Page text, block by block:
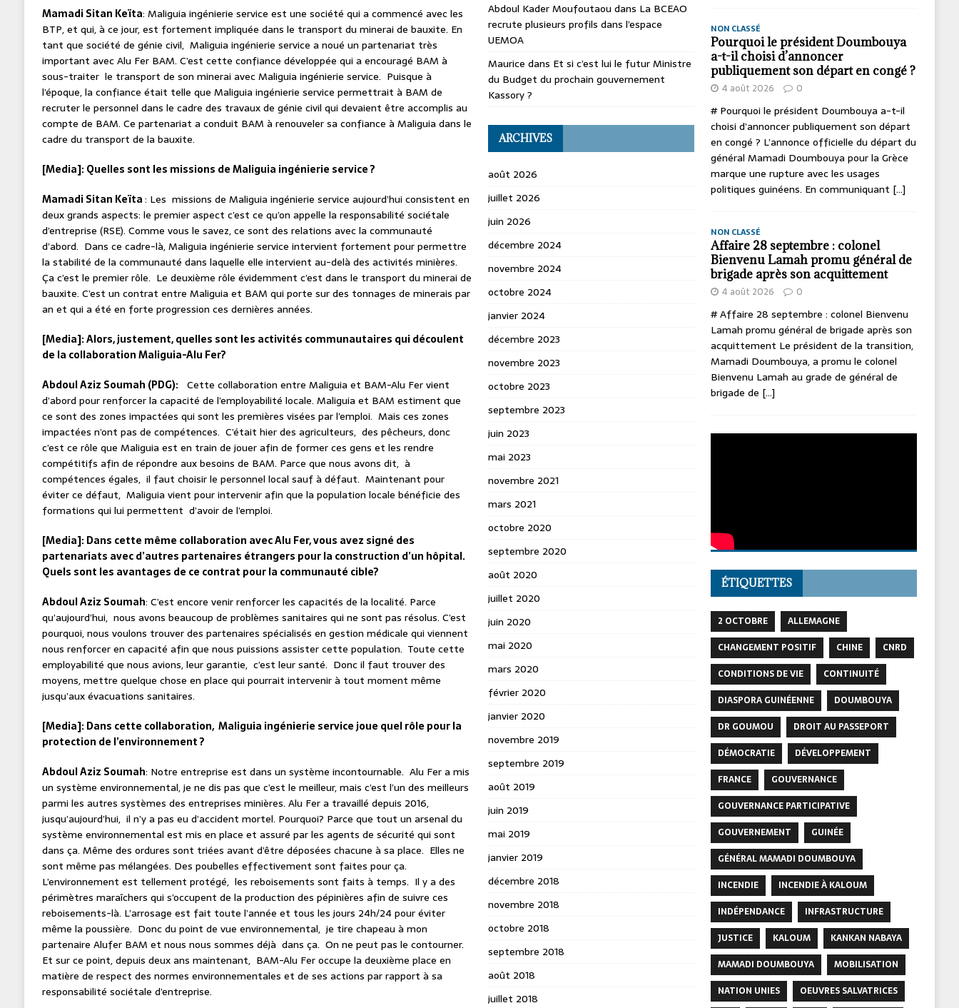
Mamadi Sitan Keïta: Maliguia ingénierie service est une société qui a commencé avec les
BTP, et qui, à ce jour, est fortement impliquée dans le transport du minerai de bauxite. En
tant que société de génie civil, Maliguia ingénierie service a noué un partenariat très
important avec Alu Fer BAM. C’est cette confiance développée qui a encouragé BAM à
sous-traiter le transport de son minerai avec Maliguia ingénierie service. Puisque à
l’époque, la confiance était telle que Maliguia ingénierie service permettrait à BAM de
recruter le personnel dans le cadre des travaux de génie civil qui devaient être accomplis au
compte de BAM. Ce partenariat a conduit BAM à renouveler sa confiance à Maliguia dans le
cadre du transport de la bauxite.
[Media]: Quelles sont les missions de Maliguia ingénierie service ?
Mamadi Sitan Keïta: Les missions de Maliguia ingénierie service aujourd’hui consistent en
deux grands aspects: le premier aspect c’est ce qu’on appelle la responsabilité sociétale
d’entreprise (RSE). Comme vous le savez, ce sont des relations avec la communauté
d’abord. Dans ce cadre-là, Maliguia ingénierie service intervient fortement pour permettre
la stabilité de la communauté dans laquelle elle intervient au-delà des activités minières.
Ça c’est le premier rôle. Le deuxième rôle évidemment c’est dans le transport du minerai de
bauxite. C’est un contrat entre Maliguia et BAM qui porte sur des tonnages de minerais par
an et qui a été en forte progression ces dernières années.
[Media]: Alors, justement, quelles sont les activités communautaires qui découlent
de la collaboration Maliguia-Alu Fer?
Abdoul Aziz Soumah (PDG):Cette collaboration entre Maliguia et BAM-Alu Fer vient
d’abord pour renforcer la capacité de l’employabilité locale. Maliguia et BAM estiment que
ce sont des zones impactées qui sont les premières visées par l’emploi. Mais ces zones
impactées n’ont pas de compétences. C’était hier des agriculteurs, des pêcheurs, donc
c’est ce rôle que Maliguia est en train de jouer afin de former ces gens et les rendre
compétitifs afin de répondre aux besoins de BAM. Parce que nous avons dit, à
compétences égales, il faut choisir le personnel local sauf à défaut. Maintenant pour
éviter ce défaut, Maliguia vient pour intervenir afin que la population locale bénéficie des
formations qui lui permettent d’avoir de l’emploi.
[Media]: Dans cette même collaboration avec Alu Fer, vous avez signé des
partenariats avec d’autres partenaires étrangers pour la construction d’un hôpital.
Quels sont les avantages de ce contrat pour la communauté cible?
Abdoul Aziz Soumah: C’est encore venir renforcer les capacités de la localité. Parce
qu’aujourd’hui, nous avons beaucoup de problèmes sanitaires qui ne sont pas résolus. C’est
pourquoi, nous voulons trouver des partenaires spécialisés en gestion médicale qui viennent
nous renforcer en capacité afin que nous puissions assister cette population. Toute cette
employabilité que nous avions, leur garantie, c’est leur santé. Donc il faut trouver des
moyens, mettre quelque chose en place qui pourrait intervenir à tout moment même
jusqu’aux évacuations sanitaires.
[Media]: Dans cette collaboration, Maliguia ingénierie service joue quel rôle pour la
protection de l’environnement ?
Abdoul Aziz Soumah: Notre entreprise est dans un système incontournable. Alu Fer a mis
un système environnemental, je ne dis pas que c’est le meilleur, mais c’est l’un des meilleurs
parmi les autres systèmes des entreprises minières. Alu Fer a travaillé depuis 2016,
jusqu’aujourd’hui, il n’y a pas eu d’accident mortel. Pourquoi? Parce que tout un arsenal du
système environnemental est mis en place et assuré par les agents de sécurité qui sont
dans ça. Même des ordures sont triées avant d’être déposées chacune à sa place. Elles ne
sont même pas mélangées. Des poubelles effectivement sont faites pour ça.
L’environnement est tellement protégé, les reboisements sont faits à temps. Il y a des
périmètres maraîchers qui s’occupent de la production des pépinières afin de suivre ces
reboisements-là. L’arrosage est fait toute l’année et tous les jours 24h/24 pour éviter
même la poussière. Donc du point de vue environnemental, je tire chapeau à mon
partenaire Alufer BAM et nous nous sommes déjà dans ça. On ne peut pas le contourner.
Et sur ce point, depuis deux ans maintenant, BAM-Alu Fer occupe la deuxième place en
matière de respect des normes environnementales et de ses actions par rapport à sa
responsabilité sociétale d’entreprise.
Abdoul Kader Moufoutaou dans La BCEAO
recrute plusieurs profils dans l’espace
UEMOA
Maurice dans Et si c’est lui le futur Ministre
du Budget du prochain gouvernement
Kassory ?
ARCHIVES
août 2026
juillet 2026
juin 2026
décembre 2024
novembre 2024
octobre 2024
janvier 2024
décembre 2023
novembre 2023
octobre 2023
septembre 2023
juin 2023
mai 2023
novembre 2021
mars 2021
octobre 2020
septembre 2020
août 2020
juillet 2020
juin 2020
mai 2020
mars 2020
février 2020
janvier 2020
novembre 2019
septembre 2019
août 2019
juin 2019
mai 2019
janvier 2019
décembre 2018
novembre 2018
octobre 2018
septembre 2018
août 2018
juillet 2018
NON CLASSÉ
Pourquoi le président Doumbouya
a-t-il choisi d’annoncer
publiquement son départ en congé ?
4 août 2026 0
# Pourquoi le président Doumbouya a-t-il
choisi d’annoncer publiquement son départ
en congé ? L’annonce officielle du départ du
général Mamadi Doumbouya pour la Grèce
marque une rupture avec les usages
politiques guinéens. En communiquant [...]
NON CLASSÉ
Affaire 28 septembre : colonel
Bienvenu Lamah promu général de
brigade après son acquittement
4 août 2026 0
# Affaire 28 septembre : colonel Bienvenu
Lamah promu général de brigade après son
acquittement Le président de la transition,
Mamadi Doumbouya, a promu le colonel
Bienvenu Lamah au grade de général de
brigade de [...]
ÉTIQUETTES
2 OCTOBRE
ALLEMAGNE
CHANGEMENT POSITIF
CHINE
CNRD
CONDITIONS DE VIE
CONTINUITÉ
DIASPORA GUINÉENNE
DOUMBOUYA
DR GOUMOU
DROIT AU PASSEPORT
DÉMOCRATIE
DÉVELOPPEMENT
FRANCE
GOUVERNANCE
GOUVERNANCE PARTICIPATIVE
GOUVERNEMENT
GUINÉE
GÉNÉRAL MAMADI DOUMBOUYA
INCENDIE
INCENDIE À KALOUM
INDÉPENDANCE
INFRASTRUCTURE
JUSTICE
KALOUM
KANKAN NABAYA
MAMADI DOUMBOUYA
MOBILISATION
NATION UNIES
OEUVRES SALVATRICES